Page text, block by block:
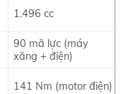
1.496 cc
90 mã lực (máy
xăng + điện)
141 Nm (motor điện)